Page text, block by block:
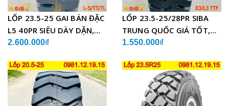
LỐP 23.5-25 GAI BÁN ĐẶC
L5 40PR SIÊU DÀY DẶN,
CHẤT LƯỢNG
2.600.000₫
LỐP 23.5-25/28PR SIBA
TRUNG QUỐC GIÁ TỐT,
SIÊU BỀN
1.550.000₫